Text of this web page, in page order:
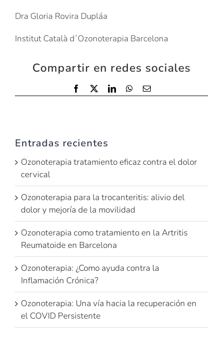
Dra Gloria Rovira Dupláa
Institut Català d´Ozonoterapia Barcelona
Compartir en redes sociales
Facebook LinkedInWhatsApp
Email
Entradas recientes
Ozonoterapia tratamiento eficaz contra el dolor
cervical
Ozonoterapia para la trocanteritis: alivio del
dolor y mejoría de la movilidad
Ozonoterapia como tratamiento en la Artritis
Reumatoide en Barcelona
Ozonoterapia: ¿Como ayuda contra la
Inflamación Crónica?
Ozonoterapia: Una vía hacia la recuperación en
el COVID Persistente